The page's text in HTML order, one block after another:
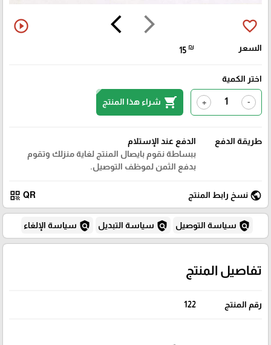
arrow_forward_ios
arrow_back_ios favorite_border
play_circle_outline
السعر 15 ₪
اختر الكمية
-
+
shopping_cart شراء هذا المنتج
طريقة الدفع
الدفع عند الإستلام
ببساطة نقوم بايصال المنتج لغاية منزلك وتقوم
بدفع الثمن لموظف التوصيل.
public نسخ رابط المنتج QR
qr_code
policy سياسة التوصيل policy سياسة التبديل policy سياسة الإلغاء
تفاصيل المنتج
رقم المنتج 122